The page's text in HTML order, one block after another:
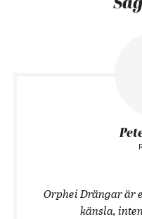
Orphei Drängar är
känsla,